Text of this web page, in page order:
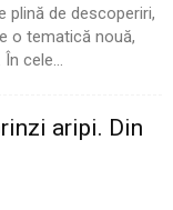
plină de descoperiri,
o tematică nouă,
cele...
aripi. Din